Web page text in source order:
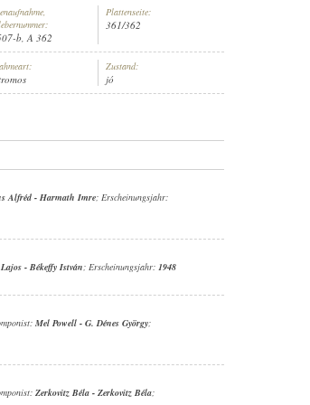
b, A 362
Plattenseite:
361/362
Zustand:
jó
Alfréd - Harmath Imre; Erscheinungsjahr:
- Békeffy István; Erscheinungsjahr: 1948
Mel Powell - G. Dénes György;
Zerkovitz Béla - Zerkovitz Béla;